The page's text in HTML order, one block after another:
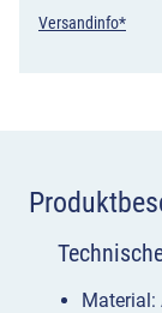
Versandinfo*
Material: